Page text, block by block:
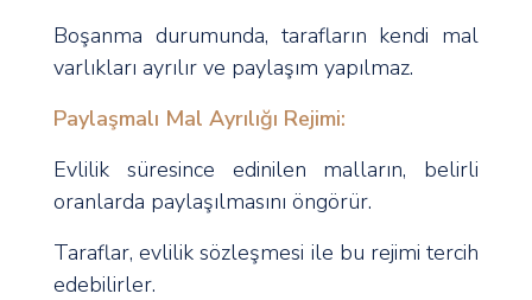
Boşanma durumunda, tarafların kendi mal
varlıkları ayrılır ve paylaşım yapılmaz.
Paylaşmalı Mal Ayrılığı Rejimi:
Evlilik süresince edinilen malların, belirli
oranlarda paylaşılmasını öngörür.
Taraflar, evlilik sözleşmesi ile bu rejimi tercih
edebilirler.